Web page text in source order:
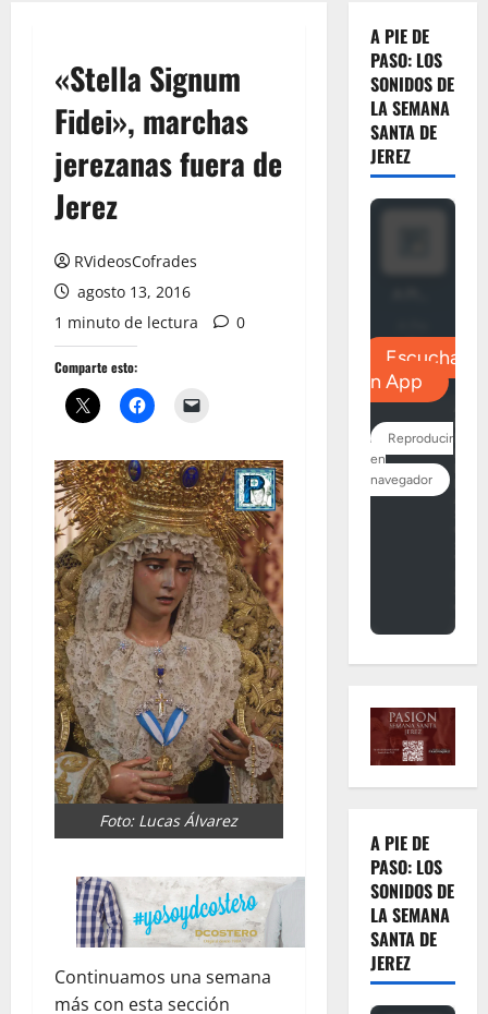
«Stella Signum
Fidei», marchas
jerezanas fuera de
Jerez
RVideosCofrades
agosto 13, 2016
1 minuto de lectura
0
Comparte esto:
Foto: Lucas Álvarez
Continuamos una semana
más con esta sección
A PIE DE
PASO: LOS
SONIDOS DE
LA SEMANA
SANTA DE
JEREZ
A PIE DE
PASO: LOS
SONIDOS DE
LA SEMANA
SANTA DE
JEREZ